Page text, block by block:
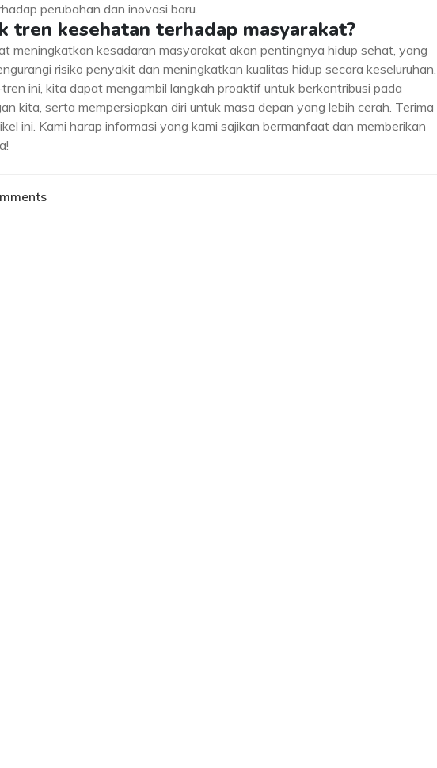
perubahan dan inovasi baru.
tren kesehatan terhadap masyarakat?
meningkatkan kesadaran masyarakat akan pentingnya hidup sehat, yang
risiko penyakit dan meningkatkan kualitas hidup secara keseluruhan.
ini, kita dapat mengambil langkah proaktif untuk berkontribusi pada
kita, serta mempersiapkan diri untuk masa depan yang lebih cerah. Terima
ini. Kami harap informasi yang kami sajikan bermanfaat dan memberikan